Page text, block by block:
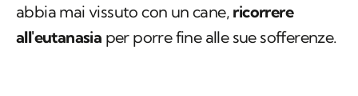
abbia mai vissuto con un cane, ricorrere
all'eutanasia per porre fine alle sue sofferenze.